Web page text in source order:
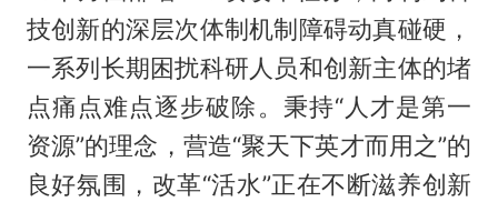
技创新的深层次体制机制障碍动真碰硬，
一系列长期困扰科研人员和创新主体的堵
点痛点难点逐步破除。秉持“人才是第一
资源”的理念，营造“聚天下英才而用之”的
良好氛围，改革“活水”正在不断滋养创新